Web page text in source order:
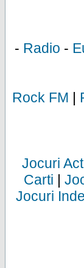
- Radio -
Rock FM |
Jocuri
Carti |
Jocuri